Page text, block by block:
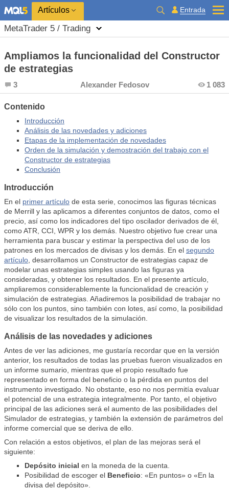
Artículos Entrada
MetaTrader 5 / Trading
Ampliamos la funcionalidad del Constructor
de estrategias
3 Alexander Fedosov 1 083
Contenido
Introducción
Análisis de las novedades y adiciones
Etapas de la implementación de novedades
Orden de la simulación y demostración del trabajo con el
Constructor de estrategias
Conclusión
Introducción
En el primer artículo de esta serie, conocimos las figuras técnicas
de Merrill y las aplicamos a diferentes conjuntos de datos, como el
precio, así como los indicadores del tipo oscilador derivados de él,
como ATR, CCI, WPR y los demás. Nuestro objetivo fue crear una
herramienta para buscar y estimar la perspectiva del uso de los
patrones en los mercados de divisas y los demás. En el segundo
artículo , desarrollamos un Constructor de estrategias capaz de
modelar unas estrategias simples usando las figuras ya
consideradas, y obtener los resultados. En el presente artículo,
ampliaremos considerablemente la funcionalidad de creación y
simulación de estrategias. Añadiremos la posibilidad de trabajar no
sólo con los puntos, sino también con lotes, así como, la posibilidad
de visualizar los resultados de la simulación.
Análisis de las novedades y adiciones
Antes de ver las adiciones, me gustaría recordar que en la versión
anterior, los resultados de todas las pruebas fueron visualizados en
un informe sumario, mientras que el propio resultado fue
representado en forma del beneficio o la pérdida en puntos del
instrumento investigado. No obstante, eso no nos permitía evaluar
el potencial de una estrategia integralmente. Por tanto, el objetivo
principal de las adiciones será el aumento de las posibilidades del
Simulador de estrategias, y también la extensión de parámetros del
informe comercial que se deriva de ello.
Con relación a estos objetivos, el plan de las mejoras será el
siguiente:
Depósito inicial en la moneda de la cuenta.
Posibilidad de escoger el Beneficio: «En puntos» o «En la
divisa del depósito».